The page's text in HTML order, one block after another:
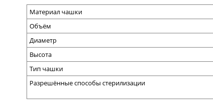
Материал чашки
Объём
Диаметр
Высота
Тип чашки
Разрешённые способы стерилизации